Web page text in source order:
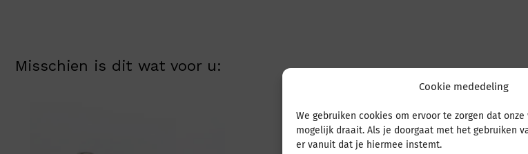
Cookie mededeling
We gebruiken cookies om ervoor te zorgen dat
mogelijk draait. Als je doorgaat met het gebruiken
er vanuit dat je hiermee instemt.
Misschien is dit wat voor u: